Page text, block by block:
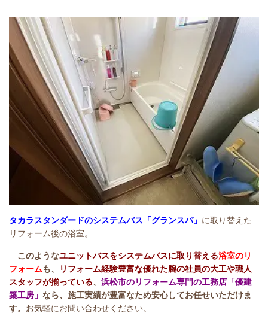
タカラスタンダードのシステムバス「グランスパ」 に取り替えた
リフォーム後の浴室。
このようなユニットバスをシステムバスに取り替える浴室のリ
フォームも、
リフォーム経験豊富な優れた腕の社員の大工や職人
スタッフが揃っている、 浜松市のリフォーム専門の工務店「優建
築工房」 なら、施工実績が豊富なため安心してお任せいただけま
す。 お気軽にお問い合わせください。